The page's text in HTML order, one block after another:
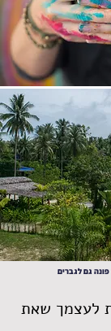
גם לגברים
לעצמך שאת